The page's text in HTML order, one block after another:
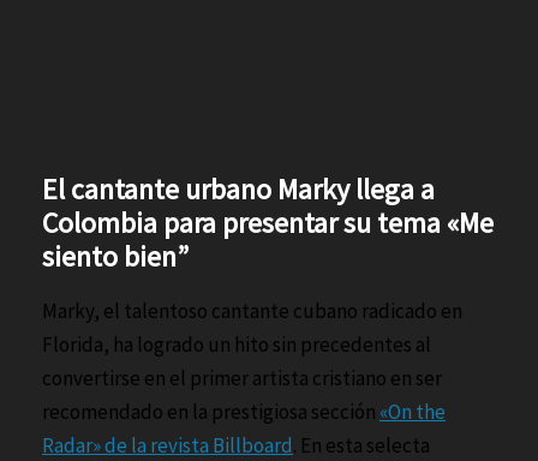
El cantante urbano Marky llega a
Colombia para presentar su tema «Me
siento bien”
Marky, el talentoso cantante cubano radicado en
Florida, ha logrado un hito sin precedentes al
convertirse en el primer artista cristiano en ser
recomendado en la prestigiosa sección «On the
Radar» de la revista Billboard. En esta selecta